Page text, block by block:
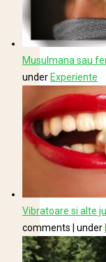
Musulmana sau
underExperiente
Vibratoare si alte
comments
under